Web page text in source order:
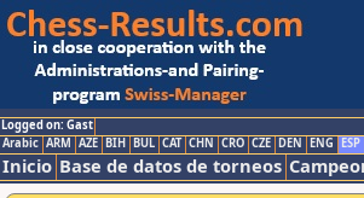
Logged on: Gast
Arabic ARM AZE BIH BUL CAT CHN CRO CZE DEN ENG ESP
Inicio Base de datos de torneos